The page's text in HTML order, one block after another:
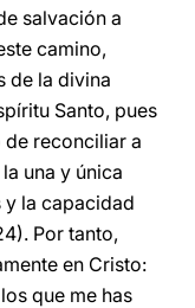
salvación a
camino,
de la divina
Santo, pues
reconciliar a
una y única
y la capacidad
Por tanto,
en Cristo:
que me has